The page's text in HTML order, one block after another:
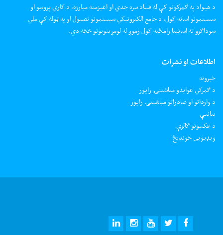
د هیواد په ګمرکونو کې له فساد سره جدي او اغیزمنه مبارزه، د کاري پروسو او
سیستمونو اسانه کول، د جامع الکترونیکي سیستمونو نصبول او په ټوله کې ملي
سوداګرو ته اسانتیا رامځته کول زموږ له لومړیتوبونو څخه دي.
اطلاعات او نشرات
خبرونه
د ګمرکي عوایدو میاشتنۍ راپور
د وارداتو او صادراتو میاشتنۍ راپور
بیانیې
د عکسونو ګالرې
ويډيويي خونديځ